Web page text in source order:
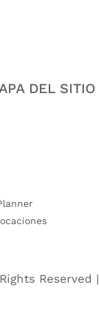
DEL SITIO
Reserved |